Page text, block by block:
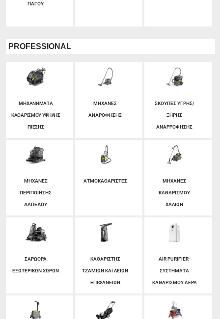
ΠΑΓΟΥ
PROFESSIONAL
ΜΗΧΑΝΗΜΑΤΑ
ΚΑΘΑΡΙΣΜΟΥ ΥΨΗΛΗΣ
ΠΙΕΣΗΣ
ΜΗΧΑΝΕΣ
ΑΝΑΡΟΦΗΣΗΣ
ΣΚΟΥΠΕΣ ΥΓΡΗΣ/
ΞΗΡΗΣ
ΑΝΑΡΡΟΦΗΣΗΣ
ΜΗΧΑΝΕΣ
ΠΕΡΙΠΟΙΗΣΗΣ
ΔΑΠΕΔΟΥ
ΑΤΜΟΚΑΘΑΡΙΣΤΕΣ ΜΗΧΑΝΕΣ
ΚΑΘΑΡΙΣΜΟΥ
ΧΑΛΙΩΝ
ΣΑΡΩΘΡΑ
ΕΞΩΤΕΡΙΚΩΝ ΧΩΡΩΝ
ΚΑΘΑΡΙΣΤΗΣ
ΤΖΑΜΙΩΝ ΚΑΙ ΛΕΙΩΝ
ΕΠΙΦΑΝΕΙΩΝ
AIR PURIFIER-
ΣΥΣΤΗΜΑΤΑ
ΚΑΘΑΡΙΣΜΟΥ ΑΕΡΑ